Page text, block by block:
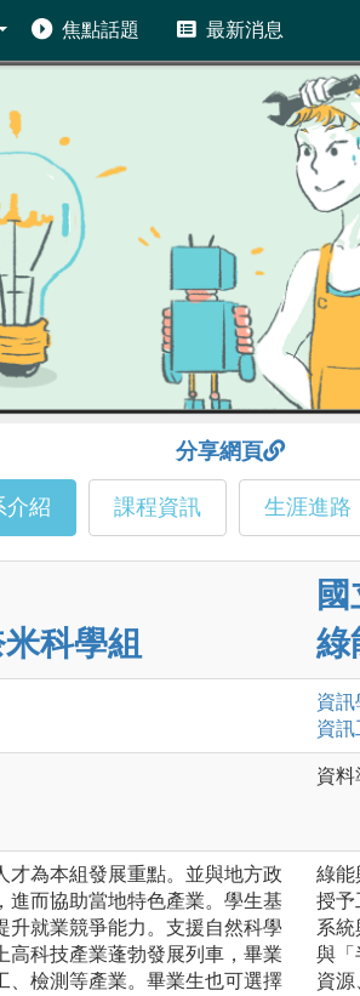
焦點話題 最新消息
分享網頁
介紹 課程資訊 生涯進路
科學組
綠
資訊
資訊
資料
才為本組發展重點。並與地方政
進而協助當地特色產業。學生基
升就業競爭能力。支援自然科學
高科技產業蓬勃發展列車，畢業
、檢測等產業。畢業生也可選擇
綠能
授予
系統
與「
資